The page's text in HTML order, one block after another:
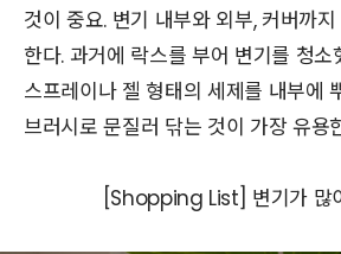
것이 중요. 변기 내부와 외부, 커버까
한다. 과거에 락스를 부어 변기를 청소
스프레이나 젤 형태의 세제를 내부에
브러시로 문질러 닦는 것이 가장 유용
[Shopping List] 변기가 많